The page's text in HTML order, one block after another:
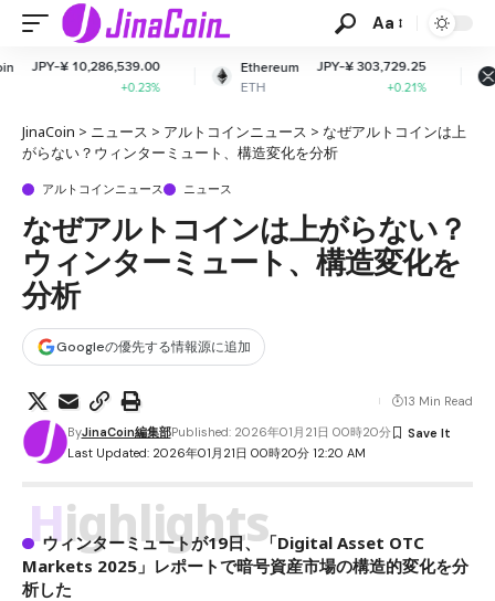
Aa
Ethereum
ETH
JPY-¥ 303,729.25
XRP
XRP
JPY-¥
-
JinaCoin > ニュース > アルトコインニュース > なぜアルトコインは上
がらない？ウィンターミュート、構造変化を分析
アルトコインニュース ニュース
なぜアルトコインは上がらない？
ウィンターミュート、構造変化を
分析
Googleの優先する情報源に追加
Last Updated: 2026年01月21日 00時20分 12:20 AM
ByJinaCoin編集部Published: 2026年01月21日 00時20分
13 Min Read
Highlights
ウィンターミュートが19日、「Digital Asset OTC
Markets 2025」レポートで暗号資産市場の構造的変化を分
析した